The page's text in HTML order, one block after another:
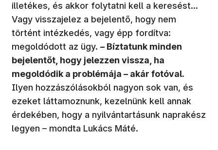
illetékes, és akkor folytatni kell a keresést…
Vagy visszajelez a bejelentő, hogy nem
történt intézkedés, vagy épp fordítva:
megoldódott az ügy. – Bíztatunk minden
bejelentőt, hogy jelezzen vissza, ha
megoldódik a problémája – akár fotóval.
Ilyen hozzászólásokból nagyon sok van, és
ezeket láttamoznunk, kezelnünk kell annak
érdekében, hogy a nyilvántartásunk naprakész
legyen – mondta Lukács Máté.